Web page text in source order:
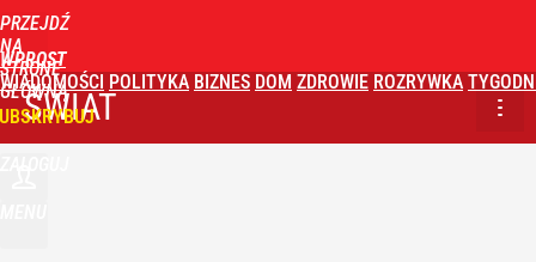
PRZEJDŹ
NA
STRONĘ
GŁÓWNĄ
WPROST
WIADOMOŚCI POLITYKA BIZNES DOM ZDROWIE ROZRYWKA
ŚWIAT